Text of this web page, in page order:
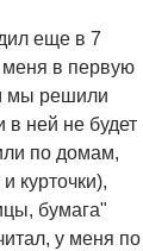
еще в 7
меня в первую
мы решили
в ней не будет
по домам,
курточки),
бумага"
у меня по